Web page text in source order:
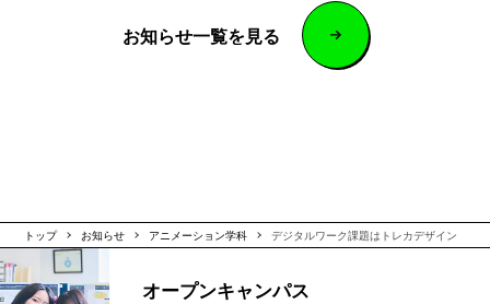
お知らせ一覧を見る
トップ お知らせ アニメーション学科 デジタルワーク課題はトレカデザイン
オープンキャンパス